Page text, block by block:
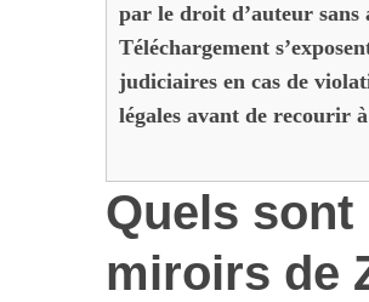
par le droit d’auteur
Téléchargement
judiciaires en cas de
légales avant de recourir
Quels
miroirs de